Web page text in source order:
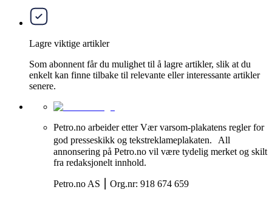
Lagre viktige artikler
Som abonnent får du mulighet til å lagre artikler, slik at du
enkelt kan finne tilbake til relevante eller interessante artikler
senere.
Petro.no arbeider etter Vær varsom-plakatens regler for
god presseskikk og tekstreklameplakaten. All
annonsering på Petro.no vil være tydelig merket og skilt
fra redaksjonelt innhold.
Petro.no AS ⎮ Org.nr: 918 674 659